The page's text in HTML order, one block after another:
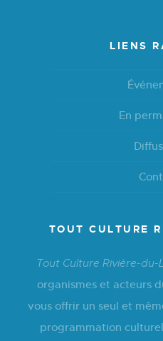
LIENS
En
TOUT CULTURE
Tout Culture Rivière-du-
organismes et acteurs
vous offrir un seul et
programmation